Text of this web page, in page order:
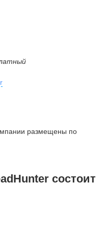
размещены по
состоит